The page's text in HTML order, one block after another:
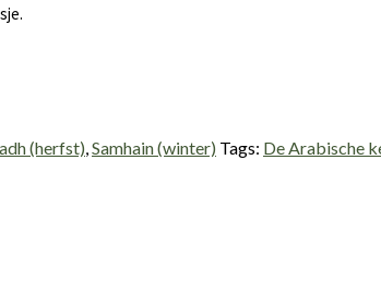
(herfst) Samhain (winter) Tags: De Arabische